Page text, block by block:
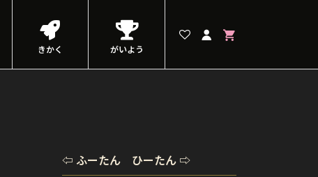
きかく がいよう
⇦ ふーたん ひーたん ⇨